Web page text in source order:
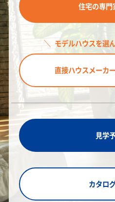
住宅の専門
モデルハウスを選
直接ハウスメーカ
見学
カタロ